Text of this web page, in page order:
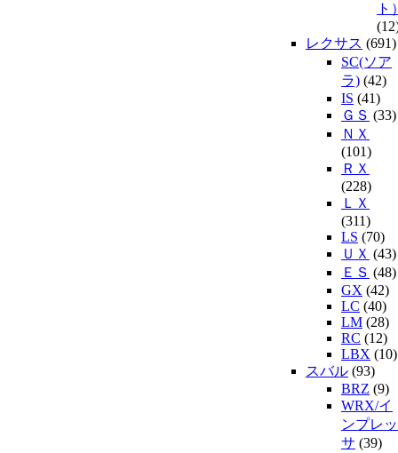
ト
レクサス (691)
SC(ソア
ラ) (42)
IS (41)
ＧＳ (33)
ＮＸ
(101)
ＲＸ
(228)
ＬＸ
(311)
LS (70)
ＵＸ (43)
ＥＳ (48)
GX (42)
LC (40)
LM (28)
RC (12)
LBX (10)
スバル (93)
BRZ (9)
WRX/イ
ンプレッ
サ (39)